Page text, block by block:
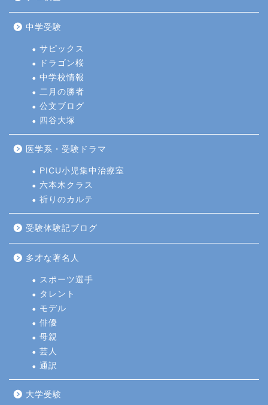
中学受験
サピックス
ドラゴン桜
中学校情報
二月の勝者
公文ブログ
四谷大塚
医学系・受験ドラマ
PICU小児集中治療室
六本木クラス
祈りのカルテ
受験体験記ブログ
多才な著名人
スポーツ選手
タレント
モデル
俳優
母親
芸人
通訳
大学受験